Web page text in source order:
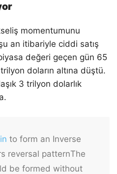
momentumunu
an itibariyle ciddi satış
değeri geçen gün 65
doların altına düştü.
3 trilyon dolarlık
to form an Inverse
reversal patternThe
be formed without